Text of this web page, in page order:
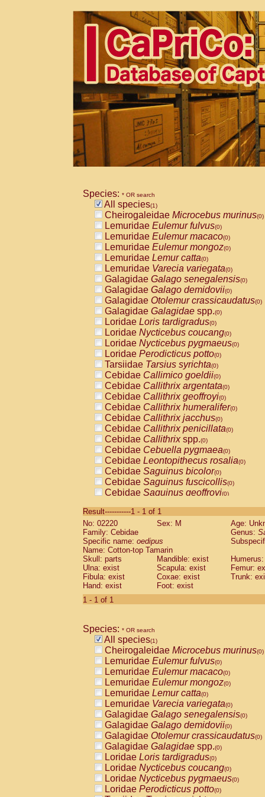
Species: * OR search
All species(1)
Cheirogaleidae Microcebus murinus(0)
Lemuridae Eulemur fulvus(0)
Lemuridae Eulemur macaco(0)
Lemuridae Eulemur mongoz(0)
Lemuridae Lemur catta(0)
Lemuridae Varecia variegata(0)
Galagidae Galago senegalensis(0)
Galagidae Galago demidovii(0)
Galagidae Otolemur crassicaudatus(0)
Galagidae Galagidae spp.(0)
Loridae Loris tardigradus(0)
Loridae Nycticebus coucang(0)
Loridae Nycticebus pygmaeus(0)
Loridae Perodicticus potto(0)
Tarsiidae Tarsius syrichta(0)
Cebidae Callimico goeldii(0)
Cebidae Callithrix argentata(0)
Cebidae Callithrix geoffroyi(0)
Cebidae Callithrix humeralifer(0)
Cebidae Callithrix jacchus(0)
Cebidae Callithrix penicillata(0)
Cebidae Callithrixspp.(0)
Cebidae Cebuella pygmaea(0)
Cebidae Leontopithecus rosalia(0)
Cebidae Saguinus bicolor(0)
Cebidae Saguinus fuscicollis(0)
Cebidae Saguinus geoffroyi(0)
CebidaeSaguinus labiatus(0)
Cebidae Saguinus leucopus (0)
Cebidae
CebidaeSaguinus mystax
Cebidae Saguinus nigricollis (0)
Cebidae Saguinus oedipus
Cebidae Saguinus weddelli
Cebidae Saguinusspp.
Cebidae
CebidaeCebus capucinus
CebidaeCebus nigrivittatus
CebidaeCebus spp.(0)
CebidaeSaimiri boliviensis(0)
CebidaeSaimiri sciureus(0)
AtelidaeAlouatta caraya(0)
AtelidaeAlouatta fusca(0)
AtelidaeAlouatta seniculus(0)
AtelidaeAlouattaspp.(0)
AtelidaeAteles belzebuth(0)
AtelidaeAteles geoffroyi(0)
AtelidaeAteles paniscus(0)
AtelidaeAtelesspp.(0)
AtelidaeLagothrix lagothricha(0)
AtelidaeLagothrix lagothricha cana
PitheciidaeCacajao calvus
Result-----------1 - 1 of 1
No: 02220
Sex: M
Age:
Family: Cebidae
Genus:
Specific name: oedipus
Name: Cotton-top Tamarin
Skull: parts
Mandible: exist
Ulna: exist
Scapula: exist
Femur:
Fibula: exist
Coxae: exist
Trunk:
Hand: exist
Foot: exist
1 - 1 of 1
Species: * OR search
All species(1)
Cheirogaleidae Microcebus murinus(0)
Lemuridae Eulemur fulvus(0)
Lemuridae Eulemur macaco(0)
Lemuridae Eulemur mongoz(0)
Lemuridae Lemur catta(0)
Lemuridae Varecia variegata(0)
Galagidae Galago senegalensis(0)
Galagidae Galago demidovii(0)
Galagidae Otolemur crassicaudatus(0)
Galagidae Galagidae spp.(0)
Loridae Loris tardigradus(0)
Loridae Nycticebus coucang(0)
Loridae Nycticebus pygmaeus(0)
Loridae Perodicticus potto(0)